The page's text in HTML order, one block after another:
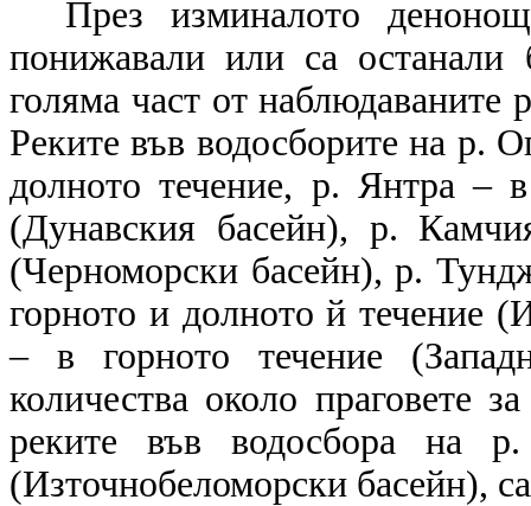
През изминалото
понижавали или са останали
голяма част от наблюдаваните
Реките във водосборите на р.
долното течение, р. Янтра –
(Дунавския басейн), р.
(Черноморски басейн), р.
горното и долното й течение
– в горното течение
количества около праговете
реките във водосбора на
(Източнобеломорски басейн),